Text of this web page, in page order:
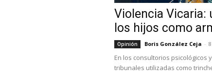
Violencia Vicaria:
los hijos como
Opinión Boris González Ceja -
En los consultorios psicológicos
tribunales utilizadas como